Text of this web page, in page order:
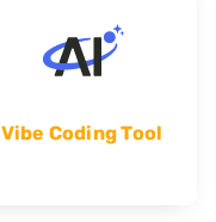
Vibe Coding Tool